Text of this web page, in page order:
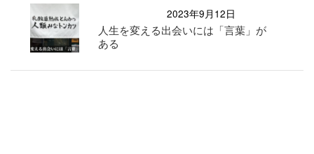
2023年9月12日
人生を変える出会いには「言葉」が
ある